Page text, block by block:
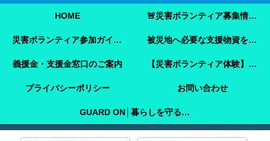
HOME 🚨災害ボランティア募集情報【2026年8月8日最新】熊本地震 🚨
災害ボランティア参加ガイド【令和8年熊本地震】事前登録・申し込み方法・ボランティア活動保険 被災地へ必要な支援物資を届けませんか？【熊本地震支援】｜Amazonほしい物リストで今すぐ支援できます
義援金・支援金窓口のご案内 【災害ボランティア体験】嘉島町で見た「命を守ることさえ難しい現実」と、全国へ伝えたいこと
プライバシーポリシー お問い合わせ
GUARD ON│暮らしを守る防犯ガイド